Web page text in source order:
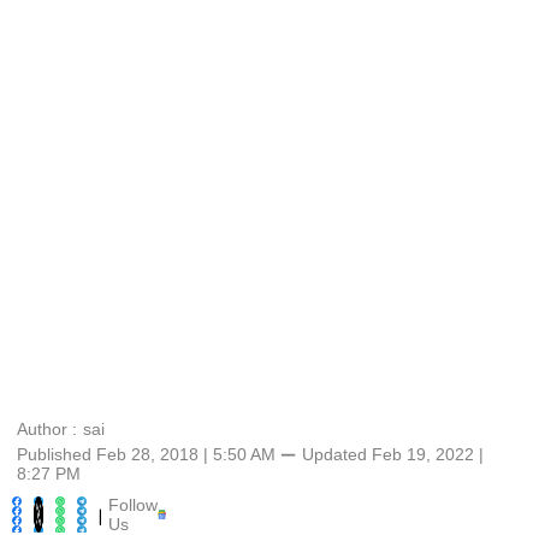
Author : sai
Published Feb 28, 2018 | 5:50 AM ⚊ Updated Feb 19, 2022 |
8:27 PM
| Follow
Us